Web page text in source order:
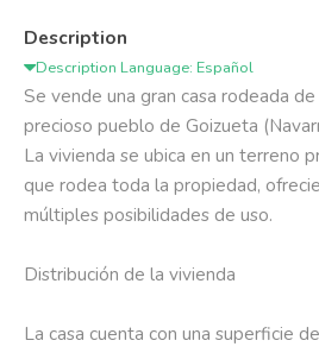
Description
Description Language: Español
Se vende una gran casa rodeada
precioso pueblo de Goizueta
La vivienda se ubica en un terreno
que rodea toda la propiedad,
múltiples posibilidades de uso.
Distribución de la vivienda
La casa cuenta con una superficie